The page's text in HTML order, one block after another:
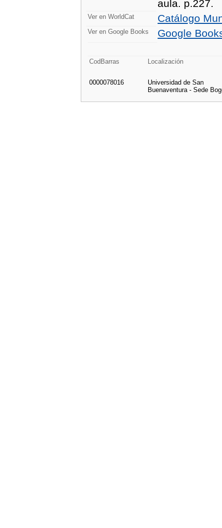
aula. p.227.
Ver en WorldCat Catálogo
Ver en Google Books Google
CodBarras Localización
0000078016
Universidad de San
Buenaventura - Sede